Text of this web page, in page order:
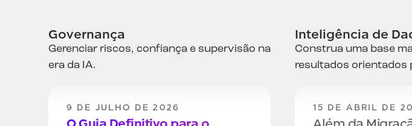
Na Era da Codificação
Vibracional
Segurança de IAComeça com
dados
Melhores
de dados
BigID vence o
classificação de
Governança
Gerenciar riscos, confiança e supervisão na
era da IA.
9 DE JULHO DE 2026
Inteligência de
Construa uma base
resultados orientados
15 DE ABRIL DE